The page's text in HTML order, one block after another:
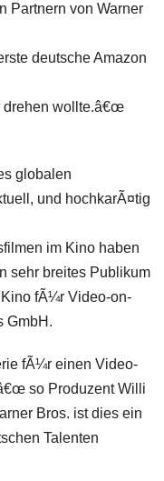
Partnern von Warner
deutsche Amazon
drehen wollte.â€œ
globalen
und hochkarÃ¤tig
im Kino haben
sehr breites Publikum
fÃ¼r Video-on-
GmbH.
fÃ¼r einen Video-
so Produzent Willi
Bros. ist dies ein
Talenten